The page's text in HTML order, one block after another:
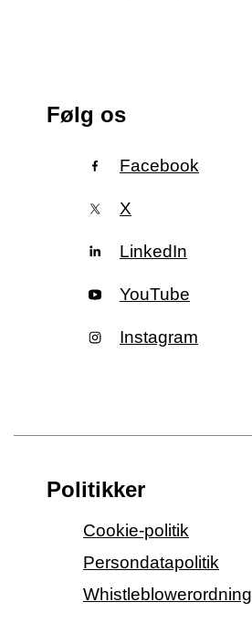
Følg os
Facebook
X
LinkedIn
YouTube
Instagram
Politikker
Cookie-politik
Persondatapolitik
Whistleblowerordning